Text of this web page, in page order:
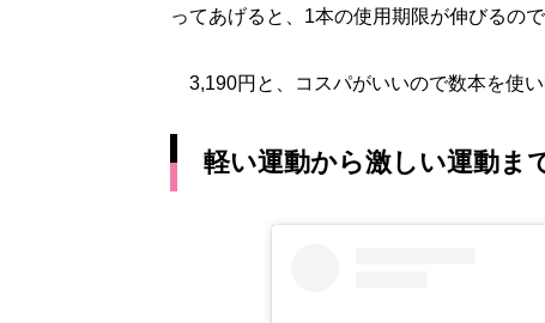
ってあげると、1本の使用期限が伸びるので
3,190円と、コスパがいいので数本を使い
軽い運動から激しい運動ま